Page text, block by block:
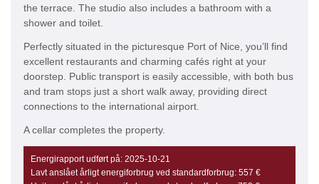
the terrace. The studio also includes a bathroom with a
shower and toilet.
Perfectly situated in the picturesque Port of Nice, you’ll find
excellent restaurants and charming cafés right at your
doorstep. Public transport is easily accessible, with both bus
and tram stops just a short walk away, providing direct
connections to the international airport.
A cellar completes the property.
Energirapport udført på: 2025-10-21
Lavt anslået årligt energiforbrug ved standardforbrug: 557 €